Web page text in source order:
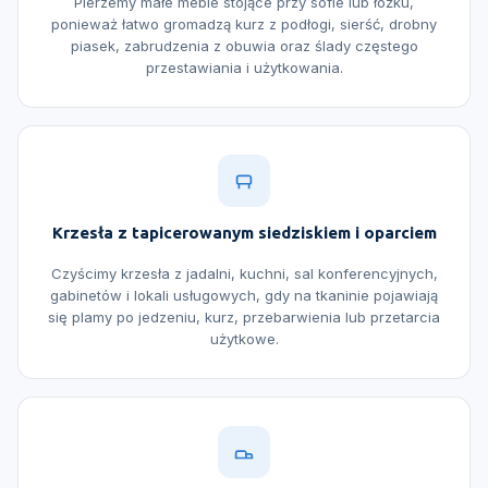
ponieważ łatwo gromadzą kurz z podłogi, sierść, drobny
piasek, zabrudzenia z obuwia oraz ślady częstego
przestawiania i użytkowania.
Krzesła z tapicerowanym siedziskiem i oparciem
Czyścimy krzesła z jadalni, kuchni, sal konferencyjnych,
gabinetów i lokali usługowych, gdy na tkaninie pojawiają
się plamy po jedzeniu, kurz, przebarwienia lub przetarcia
użytkowe.